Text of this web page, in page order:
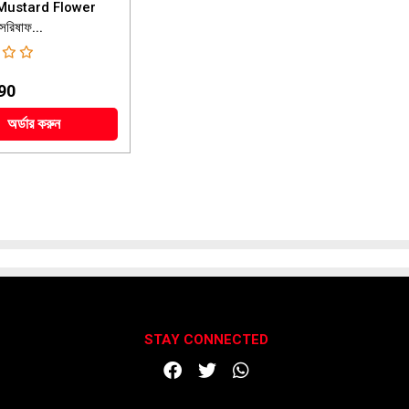
Flower
অর্ডার করুন
STAY CONNECTED